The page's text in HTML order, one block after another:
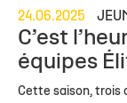
24.06.2025
C’est
équipes
Cette saison, trois